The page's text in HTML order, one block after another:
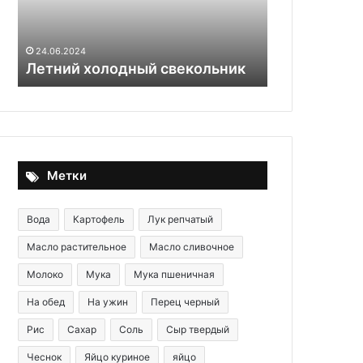
24.06.2024
Летний холодный свекольник
Метки
Вода Картофель Лук репчатый
Масло растительное Масло сливочное
Молоко Мука Мука пшеничная
На обед На ужин Перец черный
Рис Сахар Соль Сыр твердый
Чеснок Яйцо куриное яйцо